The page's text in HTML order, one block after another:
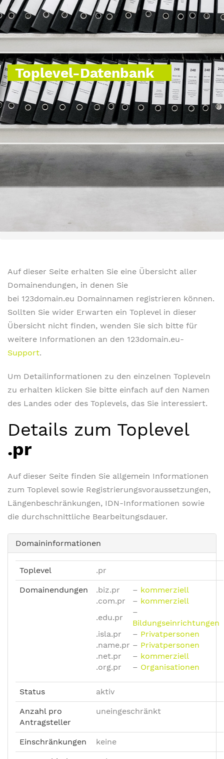
Toplevel-Datenbank
Auf dieser Seite erhalten Sie eine Übersicht aller
Domainendungen, in denen Sie
bei 123domain.eu Domainnamen registrieren können.
Sollten Sie wider Erwarten ein Toplevel in dieser
Übersicht nicht finden, wenden Sie sich bitte für
weitere Informationen an den 123domain.eu-
Support.
Um Detailinformationen zu den einzelnen Topleveln
zu erhalten klicken Sie bitte einfach auf den Namen
des Landes oder des Toplevels, das Sie interessiert.
Details zum Toplevel
.pr
Auf dieser Seite finden Sie allgemein Informationen
zum Toplevel sowie Registrierungsvoraussetzungen,
Längenbeschränkungen, IDN-Informationen sowie
die durchschnittliche Bearbeitungsdauer.
Domaininformationen
Toplevel .pr
Domainendungen .biz.pr – kommerziell
.com.pr
– kommerziell
.edu.pr
–
Bildungseinrichtungen
.isla.pr
– Privatpersonen
.name.pr – Privatpersonen
.net.pr
– kommerziell
.org.pr
– Organisationen
Status aktiv
Anzahl pro
Antragsteller
uneingeschränkt
Einschränkungen keine